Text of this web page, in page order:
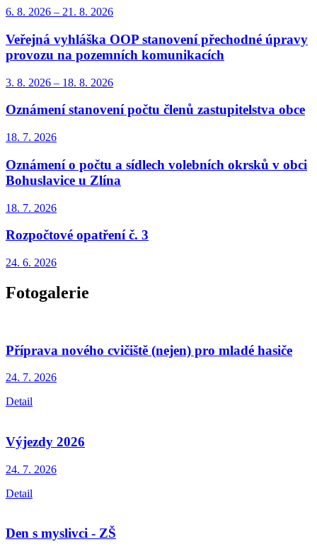
6. 8. 2026 – 21. 8. 2026
Veřejná vyhláška OOP stanovení přechodné úpravy
provozu na pozemních komunikacích
3. 8. 2026 – 18. 8. 2026
Oznámení stanovení počtu členů zastupitelstva obce
18. 7. 2026
Oznámení o počtu a sídlech volebních okrsků v obci
Bohuslavice u Zlína
18. 7. 2026
Rozpočtové opatření č. 3
24. 6. 2026
Fotogalerie
Příprava nového cvičiště (nejen) pro mladé hasiče
24. 7. 2026
Detail
Výjezdy 2026
24. 7. 2026
Detail
Den s myslivci - ZŠ